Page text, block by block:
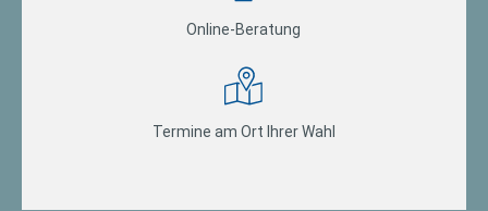
Online-Beratung
Termine am Ort Ihrer Wahl